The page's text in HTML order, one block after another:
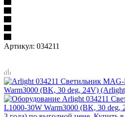
Артикул: 034211